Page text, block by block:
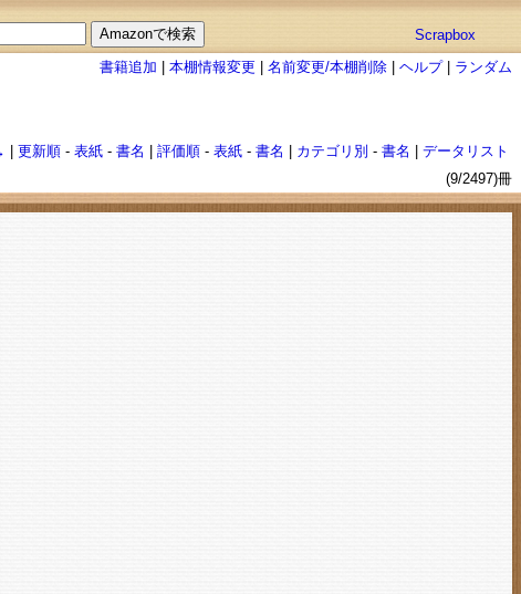
Scrapbox
書籍追加 |本棚情報変更 |名前変更/本棚削除 |ヘルプ| ランダム
更新順 -表紙 -書名 |評価順 -表紙 -書名 カテゴリ別 -書名 |データリスト
(9/2497)冊